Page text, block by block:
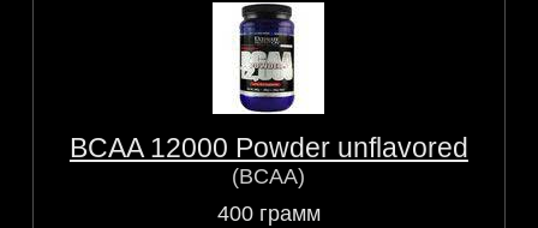
BCAA 12000 Powder unflavored
(BCAA)
400 грамм